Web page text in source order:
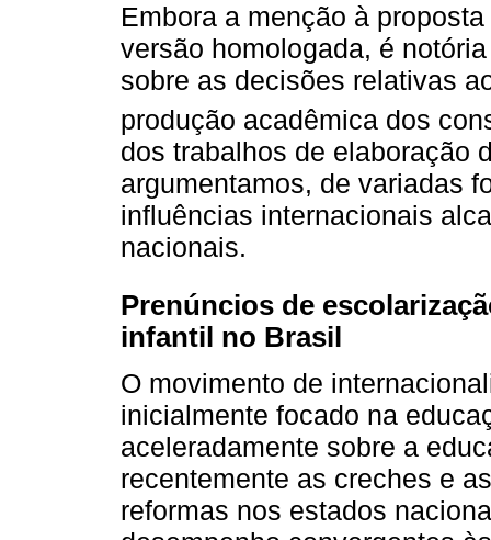
Embora a menção à
versão homologada, é
sobre as decisões relativas
produção acadêmica dos
dos trabalhos de elaboração
argumentamos, de variadas
influências internacionais
nacionais.
Prenúncios de
infantil no Brasil
O movimento de
inicialmente focado na
aceleradamente sobre a
recentemente as creches e
reformas nos estados